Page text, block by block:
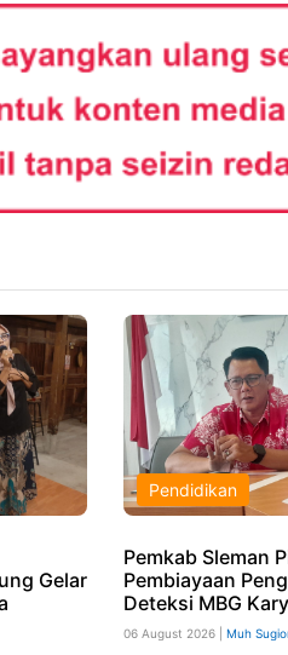
Gelar
Pendidikan
Pemkab Sleman
Pembiayaan
Deteksi MBG
06 August 2026 | Muh